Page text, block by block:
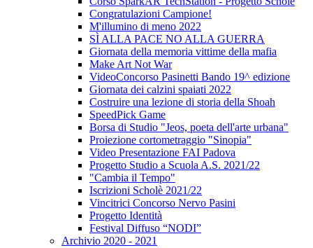
Congratulazioni Campione!
M'illumino di meno 2022
SÌ ALLA PACE NO ALLA GUERRA
Giornata della memoria vittime della mafia
Make Art Not War
VideoConcorso Pasinetti Bando 19^ edizione
Giornata dei calzini spaiati 2022
Costruire una lezione di storia della Shoah
SpeedPick Game
Borsa di Studio "Jeos, poeta dell'arte urbana"
Proiezione cortometraggio "Sinopia"
Video Presentazione FAI Padova
Progetto Studio a Scuola A.S. 2021/22
"Cambia il Tempo"
Iscrizioni Scholè 2021/22
Vincitrici Concorso Nervo Pasini
Progetto Identità
Festival Diffuso “NODI”
Archivio 2020 - 2021